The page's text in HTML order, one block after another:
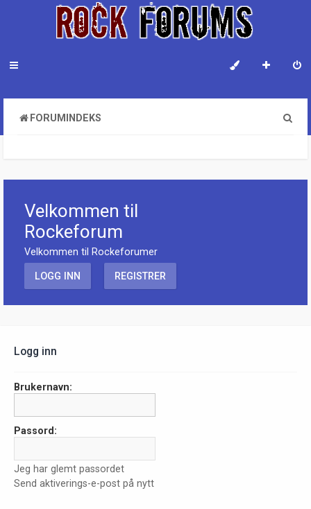
FORUMINDEKS
Velkommen til
Rockeforum
Velkommen til Rockeforumer
LOGG INN REGISTRER
Logg inn
Brukernavn:
Passord:
Jeg har glemt passordet
Send aktiverings-e-post på nytt